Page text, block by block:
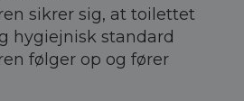
sikrer sig, at toilettet
hygiejnisk standard
følger op og fører